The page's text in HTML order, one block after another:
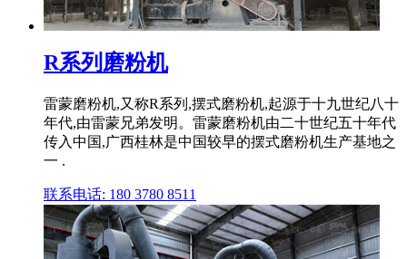
R系列磨粉机
雷蒙磨粉机,又称R系列,摆式磨粉机,起源于十九世纪八十
年代,由雷蒙兄弟发明。雷蒙磨粉机由二十世纪五十年代
传入中国,广西桂林是中国较早的摆式磨粉机生产基地之
一 .
联系电话: 180 3780 8511